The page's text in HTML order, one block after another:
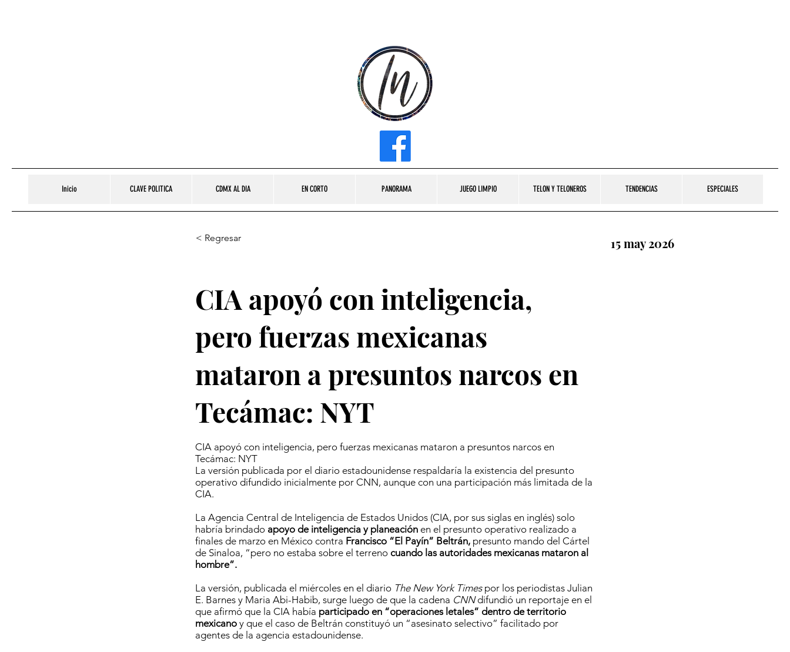
Inicio CLAVE POLITICA CDMX AL DIA EN CORTO PANORAMA JUEGO LIMPIO TELON Y TELONEROS TENDENCIAS ESPECIALES
< Regresar 15 may 2026
CIA apoyó con inteligencia,
pero fuerzas mexicanas
mataron a presuntos narcos en
Tecámac: NYT
CIA apoyó con inteligencia, pero fuerzas mexicanas mataron a presuntos narcos en
Tecámac: NYT
La versión publicada por el diario estadounidense respaldaría la existencia del presunto
operativo difundido inicialmente por CNN, aunque con una participación más limitada de la
CIA.
La Agencia Central de Inteligencia de Estados Unidos (CIA, por sus siglas en inglés) solo
habría brindado apoyo de inteligencia y planeación en el presunto operativo realizado a
finales de marzo en México contra Francisco “El Payín” Beltrán, presunto mando del Cártel
de Sinaloa, “pero no estaba sobre el terreno cuando las autoridades mexicanas mataron al
hombre”.
La versión, publicada el miércoles en el diario The New York Timespor los periodistas Julian
E. Barnes y Maria Abi-Habib, surge luego de que la cadena CNNdifundió un reportaje en el
que afirmó que la CIA había participado en “operaciones letales” dentro de territorio
mexicano y que el caso de Beltrán constituyó un “asesinato selectivo” facilitado por
agentes de la agencia estadounidense.